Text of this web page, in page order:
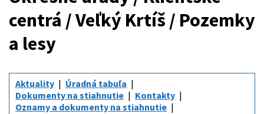
centrá / Veľký Krtíš / Pozemky
a lesy
Aktuality
Úradná tabuľa
Dokumenty na stiahnutie
Kontakty
Oznamy a dokumenty na stiahnutie